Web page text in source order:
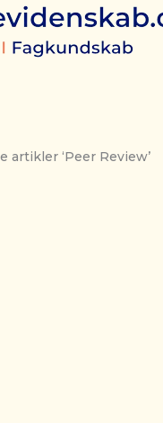
‘Peer Review’